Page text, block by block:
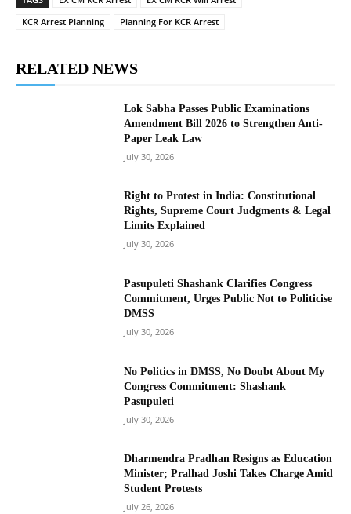
KCR Arrest Planning
Planning For KCR Arrest
RELATED NEWS
Lok Sabha Passes Public Examinations
Amendment Bill 2026 to Strengthen Anti-
Paper Leak Law
July 30, 2026
Right to Protest in India: Constitutional
Rights, Supreme Court Judgments & Legal
Limits Explained
July 30, 2026
Pasupuleti Shashank Clarifies Congress
Commitment, Urges Public Not to Politicise
DMSS
July 30, 2026
No Politics in DMSS, No Doubt About My
Congress Commitment: Shashank
Pasupuleti
July 30, 2026
Dharmendra Pradhan Resigns as Education
Minister; Pralhad Joshi Takes Charge Amid
Student Protests
July 26, 2026